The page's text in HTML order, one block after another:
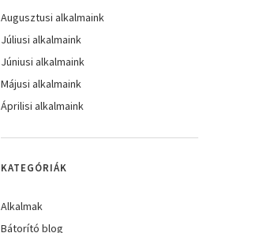
Augusztusi alkalmaink
Júliusi alkalmaink
Júniusi alkalmaink
Májusi alkalmaink
Áprilisi alkalmaink
KATEGÓRIÁK
Alkalmak
Bátorító blog